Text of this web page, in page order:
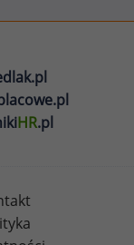
HR.pl